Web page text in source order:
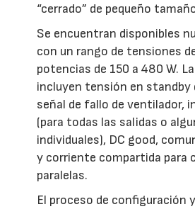
“cerrado” de pequeño
Se encuentran disponibles
con un rango de tensiones
potencias de 150 a 480 W.
incluyen tensión en standby
señal de fallo de ventilador,
(para todas las salidas o
individuales), DC good,
y corriente compartida para
paralelas.
El proceso de configuración